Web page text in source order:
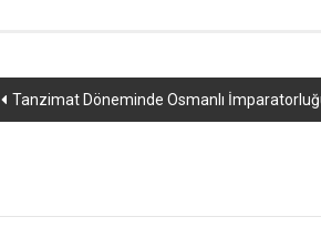
Yazı
Tanzimat Döneminde Osmanlı